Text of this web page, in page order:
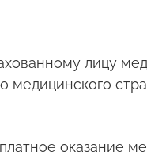
лицу
медицинского
оказание